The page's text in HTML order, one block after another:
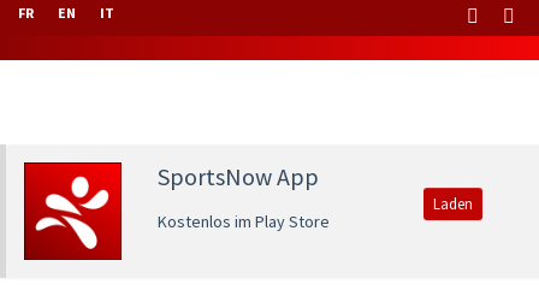
FR EN IT
SportsNow App
Kostenlos im Play Store
Laden